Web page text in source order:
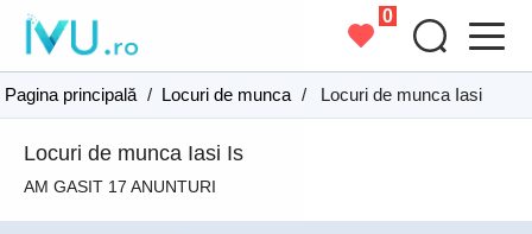
0
Pagina principală / Locuri de munca / Locuri de munca Iasi
Locuri de munca Iasi Is
AM GASIT 17 ANUNTURI